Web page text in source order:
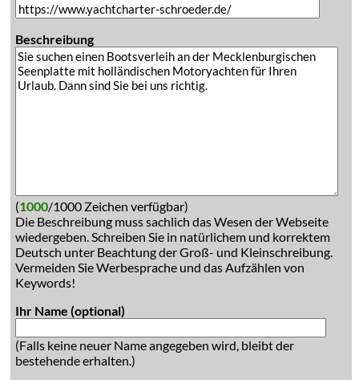
Beschreibung
(1000/1000 Zeichen verfügbar)
Die Beschreibung muss sachlich das Wesen der Webseite
wiedergeben. Schreiben Sie in natürlichem und korrektem
Deutsch unter Beachtung der Groß- und Kleinschreibung.
Vermeiden Sie Werbesprache und das Aufzählen von
Keywords!
Ihr Name (optional)
(Falls keine neuer Name angegeben wird, bleibt der
bestehende erhalten.)